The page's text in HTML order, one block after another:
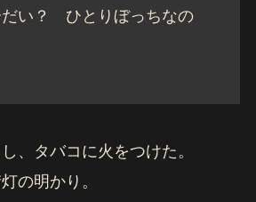
だい？ ひとりぼっちなの
、タバコに火をつけた。
の明かり。